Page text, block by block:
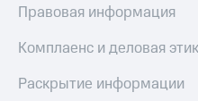
Правовая информация
Комплаенс и деловая
Раскрытие информации